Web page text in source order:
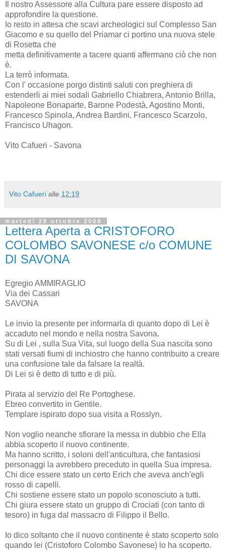
Il nostro Assessore alla Cultura pare essere disposto ad
approfondire la questione.
Io resto in attesa che scavi archeologici sul Complesso San
Giacomo e su quello del Priamar ci portino una nuova stele
di Rosetta che
metta definitivamente a tacere quanti affermano ciò che non
è.
La terrò informata.
Con l' occasione porgo distinti saluti con preghiera di
estenderli ai miei sodali Gabriello Chiabrera, Antonio Brilla,
Napoleone Bonaparte, Barone Podestà, Agostino Monti,
Francesco Spinola, Andrea Bardini, Francesco Scarzolo,
Francisco Uhagon.
Vito Cafueri - Savona
Vito Cafueri alle 12:19
martedì 28 ottobre 2008
Lettera Aperta a CRISTOFORO
COLOMBO SAVONESE c/o COMUNE
DI SAVONA
Egregio AMMIRAGLIO
Via dei Cassari
SAVONA
Le invio la presente per informarla di quanto dopo di Lei è
accaduto nel mondo e nella nostra Savona.
Su di Lei , sulla Sua Vita, sul luogo della Sua nascita sono
stati versati fiumi di inchiostro che hanno contribuito a creare
una confusione tale da falsare la realtà.
Di Lei si è detto di tutto e di più.
Pirata al servizio del Re Portoghese.
Ebreo convertito in Gentile.
Templare ispirato dopo sua visita a Rosslyn.
Non voglio neanche sfiorare la messa in dubbio che Ella
abbia scoperto il nuovo continente.
Ma hanno scritto, i soloni dell'anticultura, che fantasiosi
personaggi la avrebbero preceduto in quella Sua impresa.
Chi dice essere stato un certo Erich che aveva anch'egli
rosso di capelli.
Chi sostiene essere stato un popolo sconosciuto a tutti.
Chi giura essere stato un gruppo di Crociati (con tanto di
tesoro) in fuga dal massacro di Filippo il Bello.
Io dico soltanto che il nuovo continente è stato scoperto solo
quando lei (Cristoforo Colombo Savonese) lo ha scoperto.